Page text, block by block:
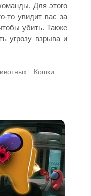
Для этого
то увидит вас за
убить. Также
угрозу взрыва и
Кошки